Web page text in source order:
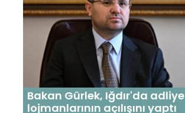
Bakan Gürlek, Iğdır'da adliye
lojmanlarının açılışını yaptı